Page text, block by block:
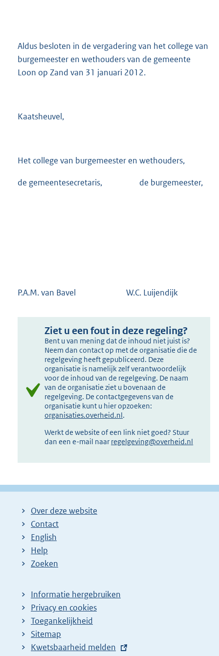
Aldus besloten in de vergadering van het college van
burgemeester en wethouders van de gemeente
Loon op Zand van 31 januari 2012.
Kaatsheuvel,
Het college van burgemeester en wethouders,
de gemeentesecretaris, de burgemeester,
P.A.M. van Bavel W.C. Luijendijk
Ziet u een fout in deze regeling?
Bent u van mening dat de inhoud niet juist is?
Neem dan contact op met de organisatie die de
regelgeving heeft gepubliceerd. Deze
organisatie is namelijk zelf verantwoordelijk
voor de inhoud van de regelgeving. De naam
van de organisatie ziet u bovenaan de
regelgeving. De contactgegevens van de
organisatie kunt u hier opzoeken:
organisaties.overheid.nl.
Werkt de website of een link niet goed? Stuur
dan een e-mail naar regelgeving@overheid.nl
Over deze website
Contact
English
Help
Zoeken
Informatie hergebruiken
Privacy en cookies
Toegankelijkheid
Sitemap
E
Kwetsbaarheid melden